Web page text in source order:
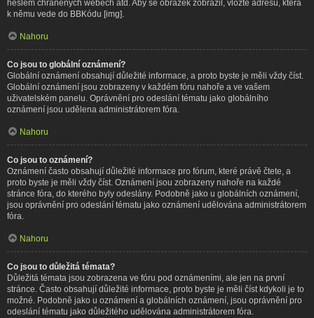
heslem chráněných webech atd. Aby se obrázek zobrazil, vložte adresu, která
k němu vede do BBKódu [img].
Nahoru
Co jsou to globální oznámení?
Globální oznámení obsahují důležité informace, a proto byste je měli vždy číst.
Globální oznámení jsou zobrazeny v každém fóru nahoře a ve vašem
uživatelském panelu. Oprávnění pro odeslání tématu jako globálního
oznámení jsou udělena administrátorem fóra.
Nahoru
Co jsou to oznámení?
Oznámení často obsahují důležité informace pro fórum, které právě čtete, a
proto byste je měli vždy číst. Oznámení jsou zobrazeny nahoře na každé
stránce fóra, do kterého byly odeslány. Podobně jako u globálních oznámení,
jsou oprávnění pro odeslání tématu jako oznámení udělována administrátorem
fóra.
Nahoru
Co jsou to důležitá témata?
Důležitá témata jsou zobrazena ve fóru pod oznámeními, ale jen na první
stránce. Často obsahují důležité informace, proto byste je měli číst kdykoli je to
možné. Podobně jako u oznámení a globálních oznámení, jsou oprávnění pro
odeslání tématu jako důležitého udělována administrátorem fóra.